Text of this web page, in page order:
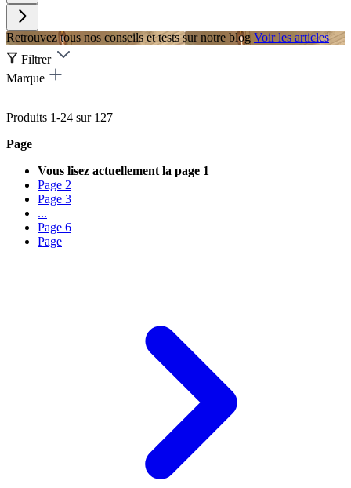
Retrouvez tous nos conseils et tests sur notre blog Voir les articles
Filtrer
Marque
Produits 1-24 sur 127
Page
Vous lisez actuellement la page 1
Page 2
Page 3
...
Page 6
Page